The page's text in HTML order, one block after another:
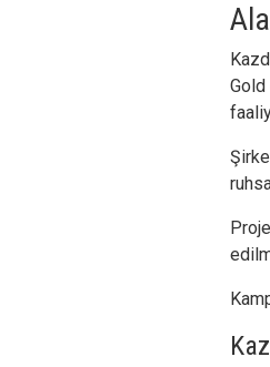
Gold